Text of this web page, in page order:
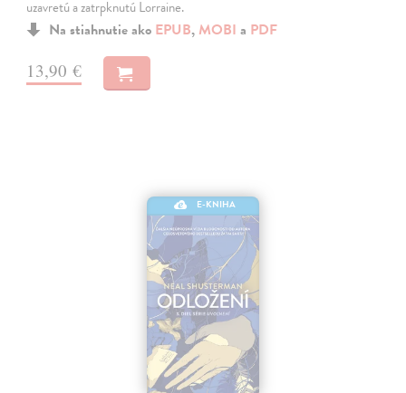
uzavretú a zatrpknutú Lorraine.
Na stiahnutie ako EPUB, MOBI a PDF
13,90 €
E-KNIHA